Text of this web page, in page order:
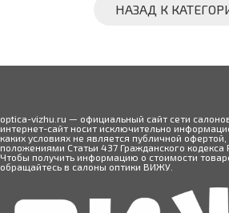
НАЗАД К
optica-vizhu.ru — официальный сайт сети
интернет-сайт носит исключительно
каких условиях не является публичной
положениями Статьи 437 Гражданского кодекса
Чтобы получить информацию о стоимости
обращайтесь в салоны оптики ВИЖУ.